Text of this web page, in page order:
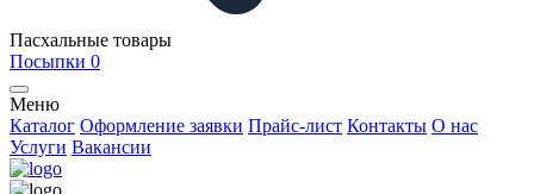
Пасхальные товары
Посыпки 0
Меню
Каталог Оформление заявки Прайс-лист Контакты О нас
Услуги Вакансии